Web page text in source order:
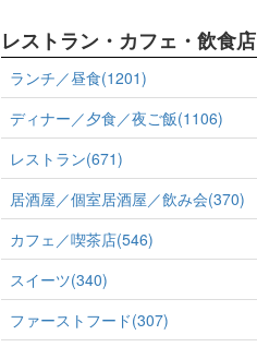
レストラン・カフェ・飲食店
ランチ／昼食(1201)
ディナー／夕食／夜ご飯(1106)
レストラン(671)
居酒屋／個室居酒屋／飲み会(370)
カフェ／喫茶店(546)
スイーツ(340)
ファーストフード(307)